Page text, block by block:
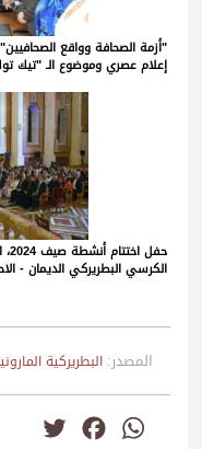
"أزمة الصحافة وواقع
إعلام عصري وموضوع الـ "تيك
الكرسي البطريركي الديمان - الاحد ٢٢ ايلول
المصدر: البطريركية
WhatsApp
Facebook